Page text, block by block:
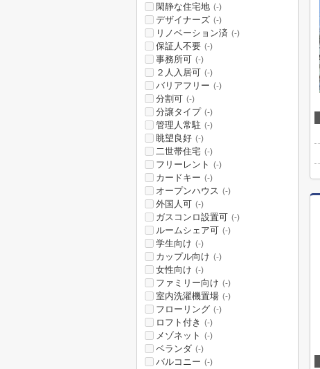
閑静な住宅地 (-)
デザイナーズ (-)
リノベーション済 (-)
保証人不要 (-)
事務所可 (-)
２人入居可 (-)
バリアフリー (-)
分割可 (-)
分譲タイプ (-)
管理人常駐 (-)
眺望良好 (-)
二世帯住宅 (-)
フリーレント (-)
カードキー (-)
オープンハウス (-)
外国人可 (-)
ガスコンロ設置可 (-)
ルームシェア可 (-)
学生向け (-)
カップル向け (-)
女性向け (-)
ファミリー向け (-)
室内洗濯機置場 (-)
フローリング (-)
ロフト付き (-)
メゾネット (-)
ベランダ (-)
バルコニー (-)